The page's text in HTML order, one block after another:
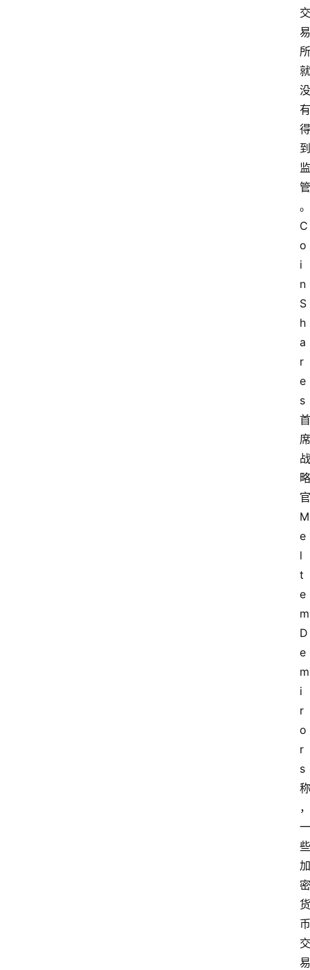
交
易
所
就
没
有
得
到
监
管
。
C
o
i
n
S
h
a
r
e
s
首
席
战
略
官
M
e
l
t
e
m
D
e
m
i
r
o
r
s
称
，
一
些
加
密
货
币
交
易